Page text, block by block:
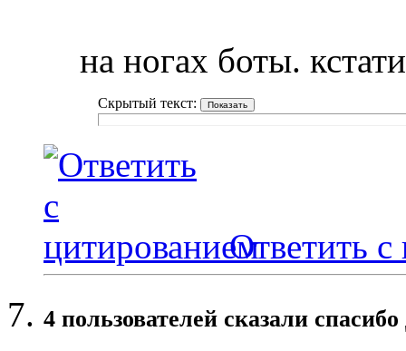
на ногах боты.
Скрытый текст:
Ответить с
4 пользователей сказали